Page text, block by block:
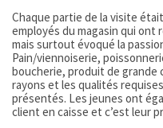
Chaque partie de la visite
employés du magasin qui ont
mais surtout évoqué la
Pain/viennoiserie,
boucherie, produit de
rayons et les qualités
présentés. Les jeunes ont
client en caisse et c’est leur